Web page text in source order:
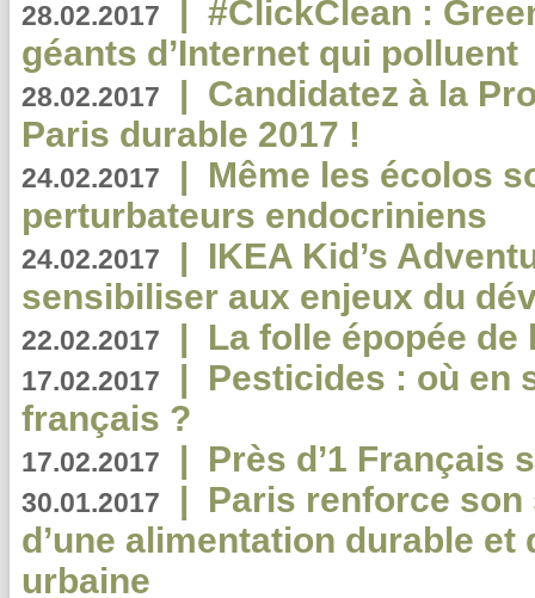
28.02.2017 | #ClickClean :
géants d’Internet qui polluent
28.02.2017 | Candidatez à la
Paris durable 2017 !
24.02.2017 | Même les écolos
perturbateurs endocriniens
24.02.2017 | IKEA Kid’s
sensibiliser aux enjeux du
22.02.2017 | La folle épopée de
17.02.2017 | Pesticides : où en
français ?
17.02.2017 | Près d’1 Français
30.01.2017 | Paris renforce
d’une alimentation durable et
urbaine